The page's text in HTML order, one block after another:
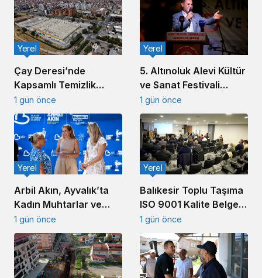
Çay Deresi’nde
Kapsamlı Temizlik
Çalışması Başlatıldı
Yerel
1 gün önce
5. Altınoluk Alevi Kültür
ve Sanat Festivali
Başladı
Yerel
1 gün önce
Arbil Akın, Ayvalık’ta
Kadın Muhtarlar ve
Muhtar Eşleriyle
Buluştu
Yerel
1 gün önce
Balıkesir Toplu Taşıma
ISO 9001 Kalite Belgesi
Aldı
Yerel
1 gün önce